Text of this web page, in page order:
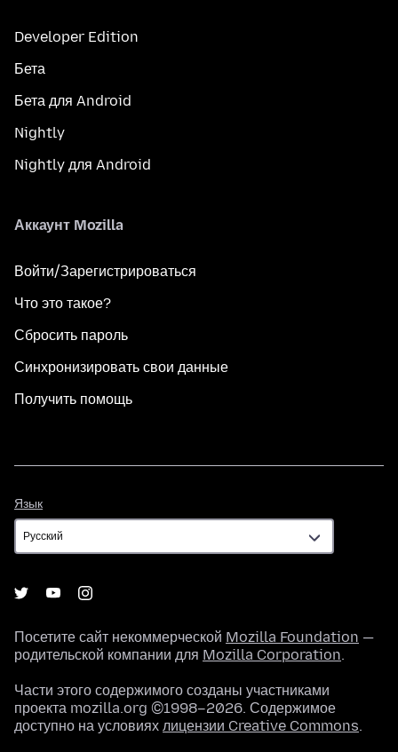
Developer Edition
Бета
Бета для Android
Nightly
Nightly для Android
Аккаунт Mozilla
Войти/Зарегистрироваться
Что это такое?
Сбросить пароль
Синхронизировать свои данные
Получить помощь
Язык
Посетите сайт некоммерческой Mozilla Foundation —
родительской компании для Mozilla Corporation.
Части этого содержимого созданы участниками
проекта mozilla.org ©1998–2026. Содержимое
доступно на условиях лицензии Creative Commons.